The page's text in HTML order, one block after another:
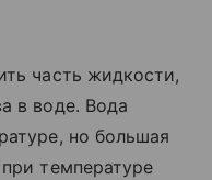
часть жидкости,
в воде. Вода
но большая
температуре